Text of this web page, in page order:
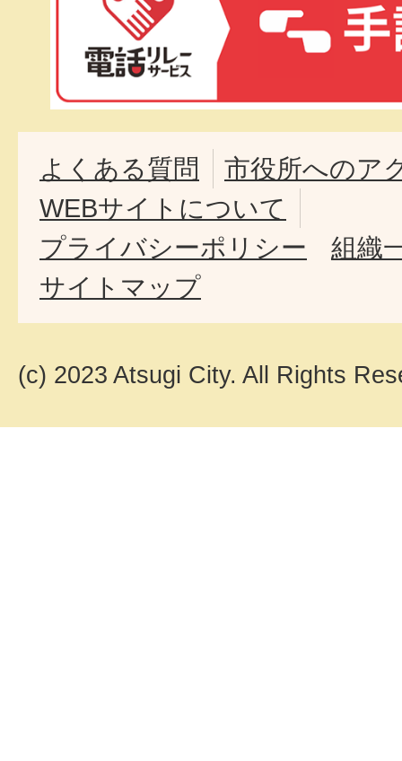
よくある質問
市役所へのア
WEBサイトについて
プライバシーポリシー
組織
サイトマップ
(c) 2023 Atsugi City. All Rights